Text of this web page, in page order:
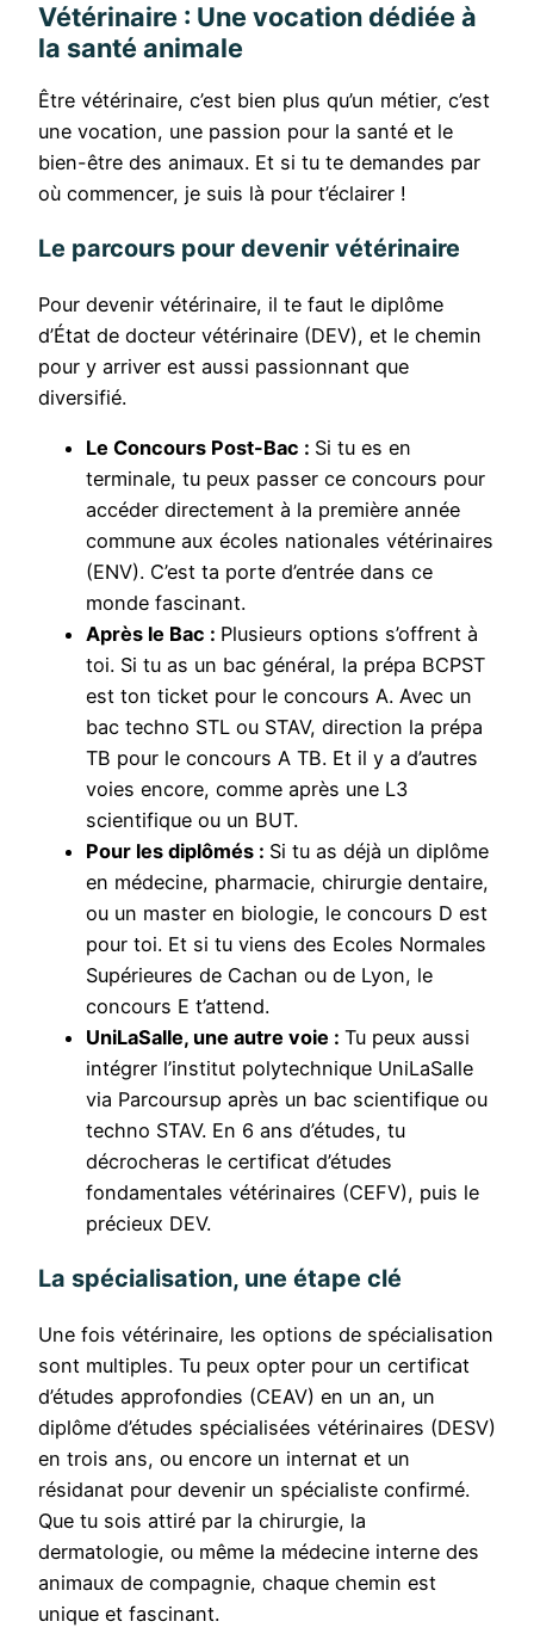
Vétérinaire : Une vocation dédiée à
la santé animale
Être vétérinaire, c’est bien plus qu’un métier, c’est
une vocation, une passion pour la santé et le
bien-être des animaux. Et si tu te demandes par
où commencer, je suis là pour t’éclairer !
Le parcours pour devenir vétérinaire
Pour devenir vétérinaire, il te faut le diplôme
d’État de docteur vétérinaire (DEV), et le chemin
pour y arriver est aussi passionnant que
diversifié.
Le Concours Post-Bac : Si tu es en
terminale, tu peux passer ce concours pour
accéder directement à la première année
commune aux écoles nationales vétérinaires
(ENV). C’est ta porte d’entrée dans ce
monde fascinant.
Après le Bac : Plusieurs options s’offrent à
toi. Si tu as un bac général, la prépa BCPST
est ton ticket pour le concours A. Avec un
bac techno STL ou STAV, direction la prépa
TB pour le concours A TB. Et il y a d’autres
voies encore, comme après une L3
scientifique ou un BUT.
Pour les diplômés : Si tu as déjà un diplôme
en médecine, pharmacie, chirurgie dentaire,
ou un master en biologie, le concours D est
pour toi. Et si tu viens des Ecoles Normales
Supérieures de Cachan ou de Lyon, le
concours E t’attend.
UniLaSalle, une autre voie : Tu peux aussi
intégrer l’institut polytechnique UniLaSalle
via Parcoursup après un bac scientifique ou
techno STAV. En 6 ans d’études, tu
décrocheras le certificat d’études
fondamentales vétérinaires (CEFV), puis le
précieux DEV.
La spécialisation, une étape clé
Une fois vétérinaire, les options de spécialisation
sont multiples. Tu peux opter pour un certificat
d’études approfondies (CEAV) en un an, un
diplôme d’études spécialisées vétérinaires (DESV)
en trois ans, ou encore un internat et un
résidanat pour devenir un spécialiste confirmé.
Que tu sois attiré par la chirurgie, la
dermatologie, ou même la médecine interne des
animaux de compagnie, chaque chemin est
unique et fascinant.